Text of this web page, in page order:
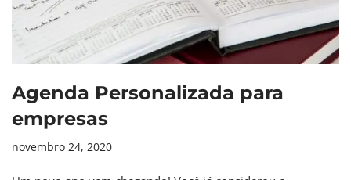
Agenda Personalizada para
empresas
novembro 24, 2020